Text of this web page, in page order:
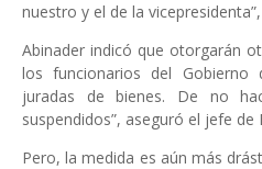
nuestro y el de la
Abinader indicó que otorgarán
los funcionarios del Gobierno
juradas de bienes. De no
suspendidos”, aseguró el jefe de
Pero, la medida es aún más